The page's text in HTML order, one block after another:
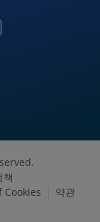
책
약관